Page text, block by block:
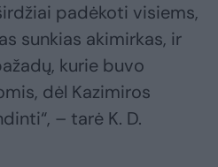
padėkoti visiems,
sunkias akimirkas, ir
kurie buvo
dėl Kazimiros
– tarė K. D.